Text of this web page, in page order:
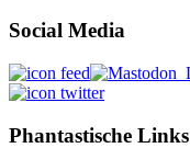
Social Media
Phantastische Links